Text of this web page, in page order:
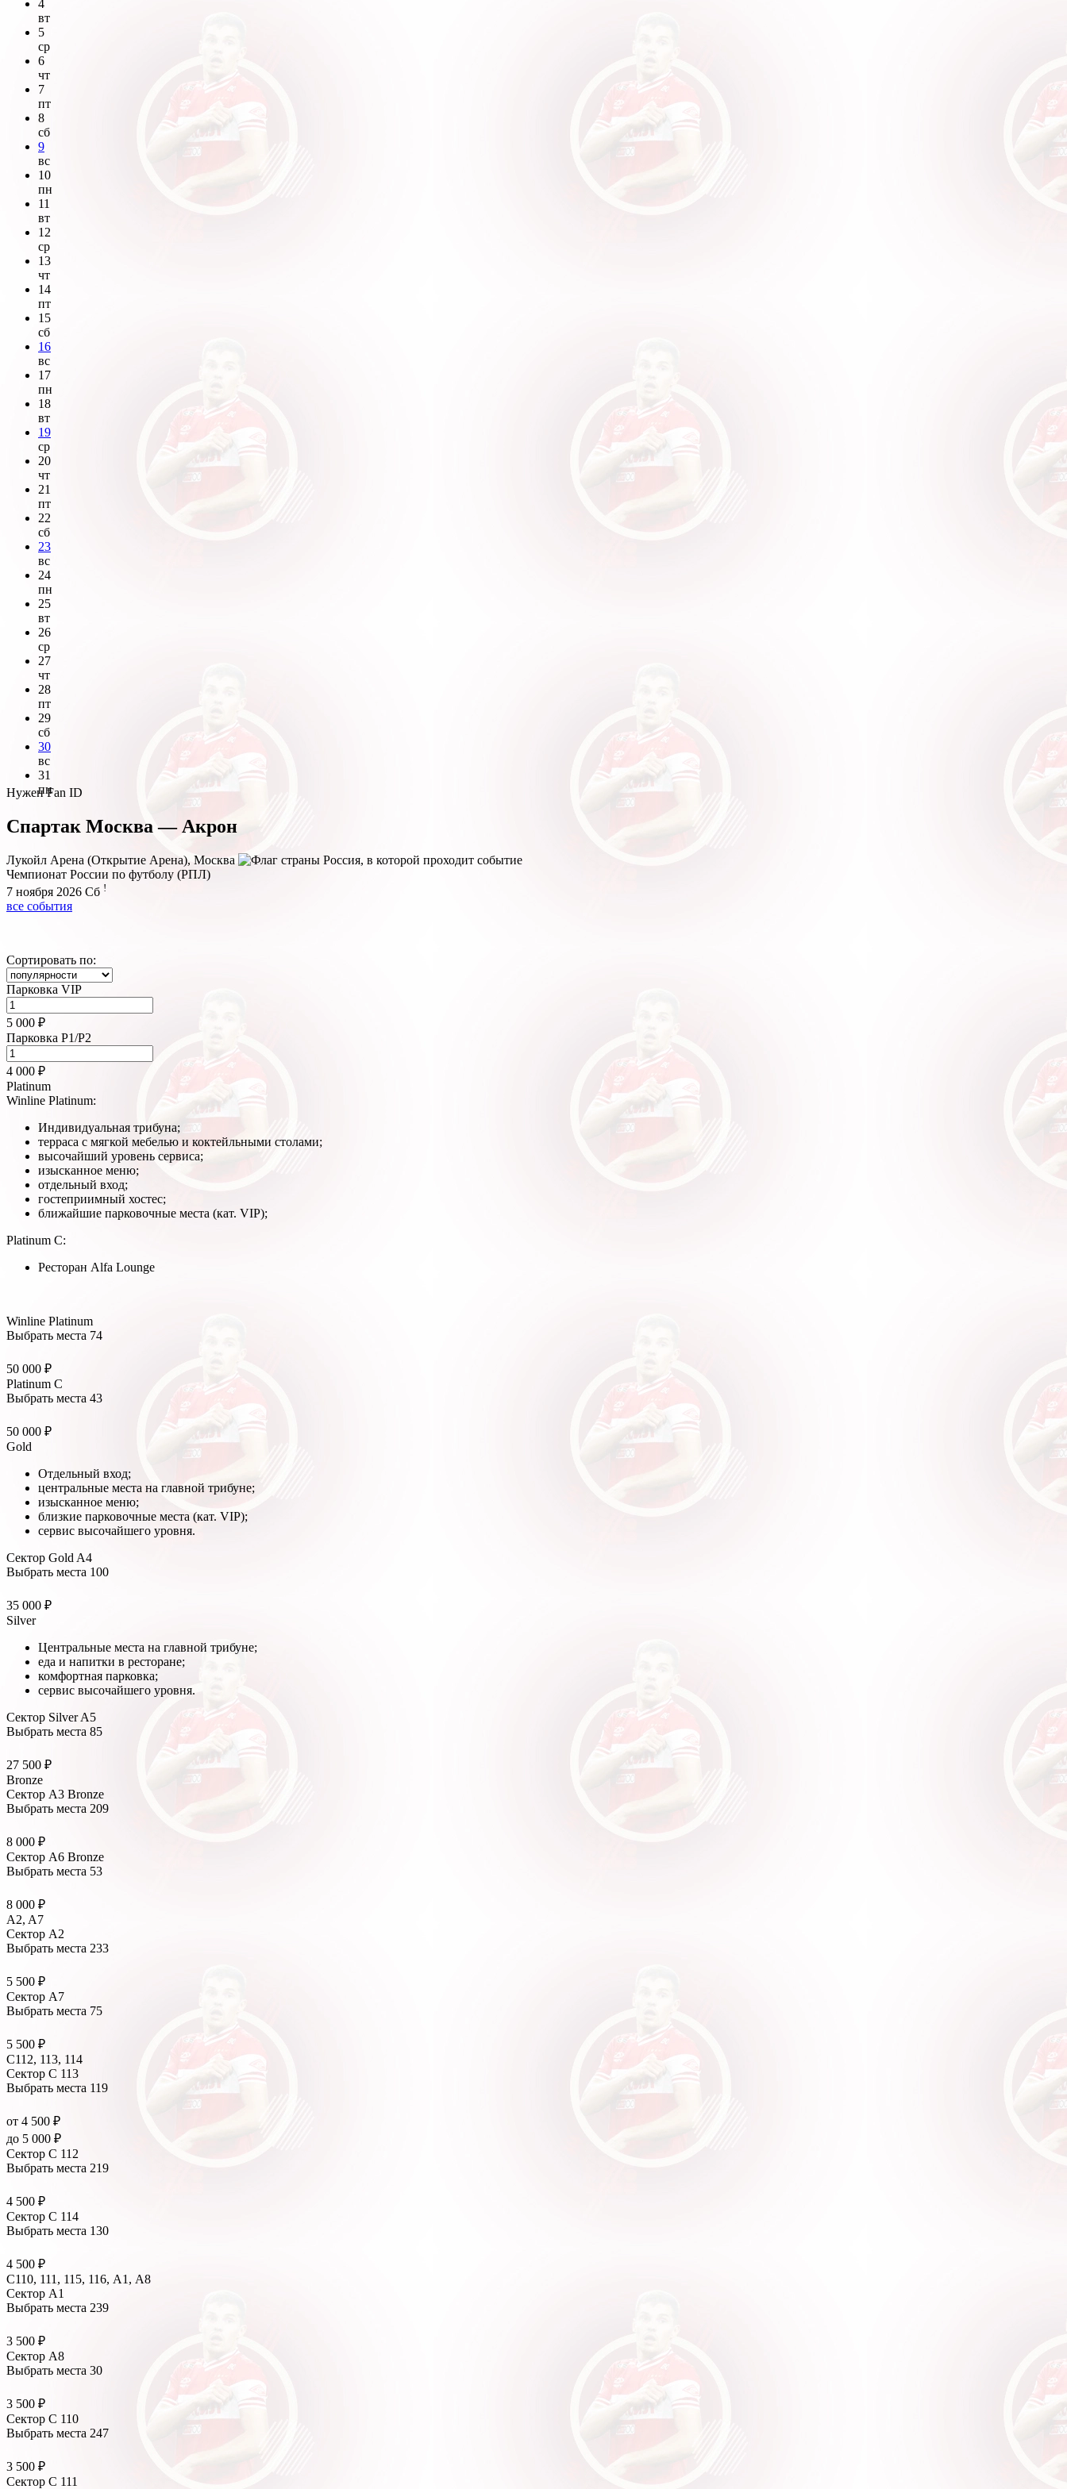
4
вт
5
ср
6
чт
7
пт
8
сб
9
вс
10
пн
11
вт
12
ср
13
чт
14
пт
15
сб
16
вс
17
пн
18
вт
19
ср
20
чт
21
пт
22
сб
23
вс
24
пн
25
вт
26
ср
27
чт
28
пт
29
сб
30
вс
31
пн
Нужен Fan ID
Спартак Москва — Акрон
Лукойл Арена (Открытие Арена), Москва
Чемпионат России по футболу (РПЛ)
7 ноября 2026 Сб !
все события
Сортировать по:
Парковка VIP
5 000 ₽
Парковка P1/P2
4 000 ₽
Platinum
Winline Platinum:
Индивидуальная трибуна;
терраса с мягкой мебелью и коктейльными столами;
высочайший уровень сервиса;
изысканное меню;
отдельный вход;
гостеприимный хостес;
ближайшие парковочные места (кат. VIP);
Platinum C:
Ресторан Alfa Lounge
Winline Platinum
Выбрать места 74
50 000 ₽
Platinum C
Выбрать места 43
50 000 ₽
Gold
Отдельный вход;
центральные места на главной трибуне;
изысканное меню;
близкие парковочные места (кат. VIP);
сервис высочайшего уровня.
Сектор Gold A4
Выбрать места 100
35 000 ₽
Silver
Центральные места на главной трибуне;
еда и напитки в ресторане;
комфортная парковка;
сервис высочайшего уровня.
Сектор Silver A5
Выбрать места 85
27 500 ₽
Bronze
Сектор А3 Bronze
Выбрать места 209
8 000 ₽
Сектор А6 Bronze
Выбрать места 53
8 000 ₽
A2, A7
Сектор А2
Выбрать места 233
5 500 ₽
Сектор А7
Выбрать места 75
5 500 ₽
С112, 113, 114
Сектор C 113
Выбрать места 119
от 4 500 ₽
до 5 000 ₽
Сектор C 112
Выбрать места 219
4 500 ₽
Сектор C 114
Выбрать места 130
4 500 ₽
C110, 111, 115, 116, А1, A8
Сектор A1
Выбрать места 239
3 500 ₽
Сектор A8
Выбрать места 30
3 500 ₽
Сектор C 110
Выбрать места 247
3 500 ₽
Сектор C 111